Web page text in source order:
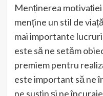
Menținerea
menține un stil de
mai importante
este să ne setăm
premiem pentru
este important să ne
ne susțin și ne